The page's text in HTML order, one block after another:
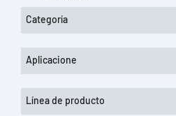
Categoría
Aplicacione
Línea de producto